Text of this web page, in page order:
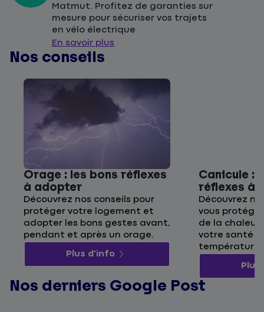
Matmut. Profitez de garanties sur
mesure pour sécuriser vos trajets
en vélo électrique
En savoir plus
Nos conseils
Orage : les bons réflexes
à adopter
Découvrez nos conseils pour
protéger votre logement et
adopter les bons gestes avant,
pendant et après un orage.
Plus d'info
Canicule :
réflexes à
Découvrez
vous
de la chaleur
votre santé
Nos derniers Google Post